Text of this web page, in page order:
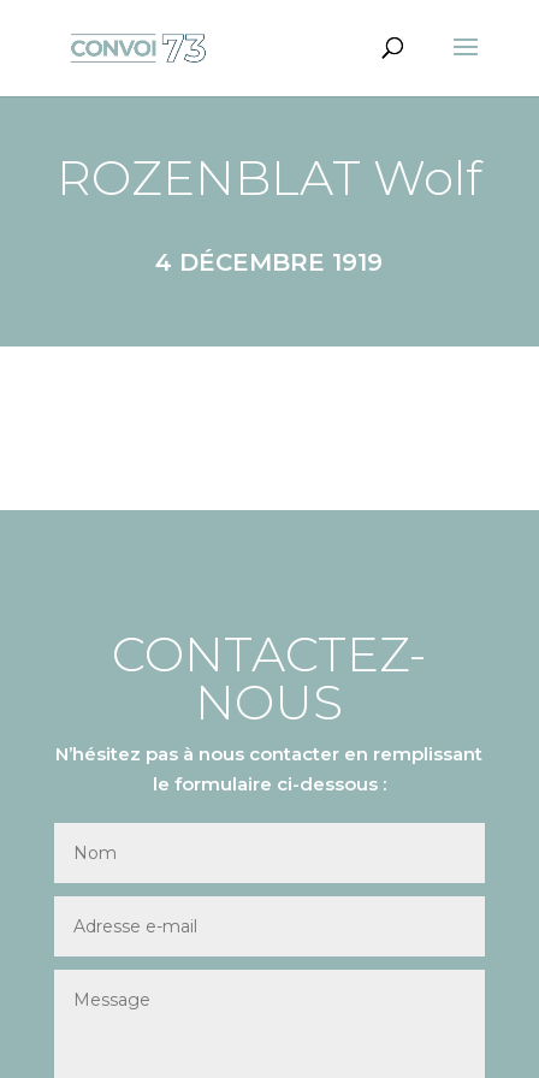
ROZENBLAT Wolf
4 DÉCEMBRE 1919
CONTACTEZ-
NOUS
N’hésitez pas à nous contacter en remplissant
le formulaire ci-dessous :